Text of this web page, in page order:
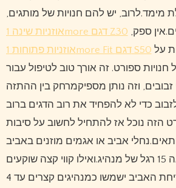
מימד.לרוב, יש להם חנויות של מותגים,
אוזניות שינה 1more דגם Z30 ספק,
אוזניות פתוחות 1more Fit דגם S50
חנויות ספורט. זה אורך טוב לטיפול עבור
וזה נותן מספיקמרחק בין ההתזה
כדי לא להפחיד את רוב הדגים ברוב
הזה נוכל אז להתחיל לחשוב על סיבות
אביב או אגמים מוזנים באביב
ידרשו כנראה 15 רגל של מנהיג.ואילו קווי קצה שוקעים
המשמשים בריחת האביב ישמשו כמנהיגים קצרים עד 4